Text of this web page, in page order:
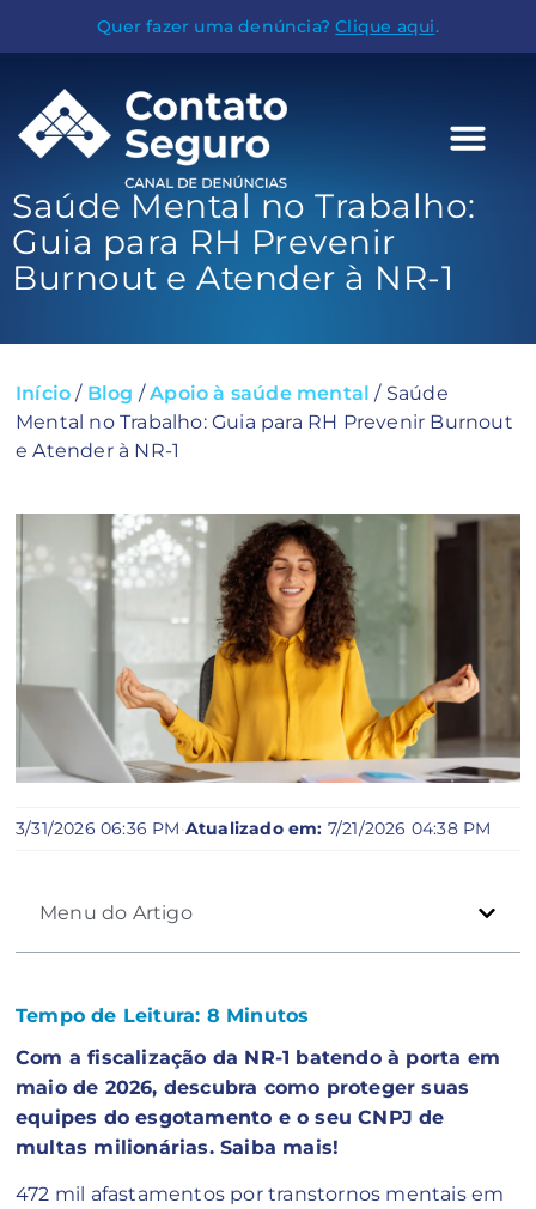
Quer fazer uma denúncia?Clique aqui.
Saúde Mental no Trabalho:
Guia para RH Prevenir
Burnout e Atender à NR-1
Início / Blog /Apoio à saúde mental / Saúde
Mental no Trabalho: Guia para RH Prevenir Burnout
e Atender à NR-1
3/31/2026 06:36 PM·Atualizado em: 7/21/2026 04:38 PM
Menu do Artigo
Tempo de Leitura: 8 Minutos
Com a fiscalização da NR-1 batendo à porta em
maio de 2026, descubra como proteger suas
equipes do esgotamento e o seu CNPJ de
multas milionárias. Saiba mais!
472 mil afastamentos por transtornos mentais em